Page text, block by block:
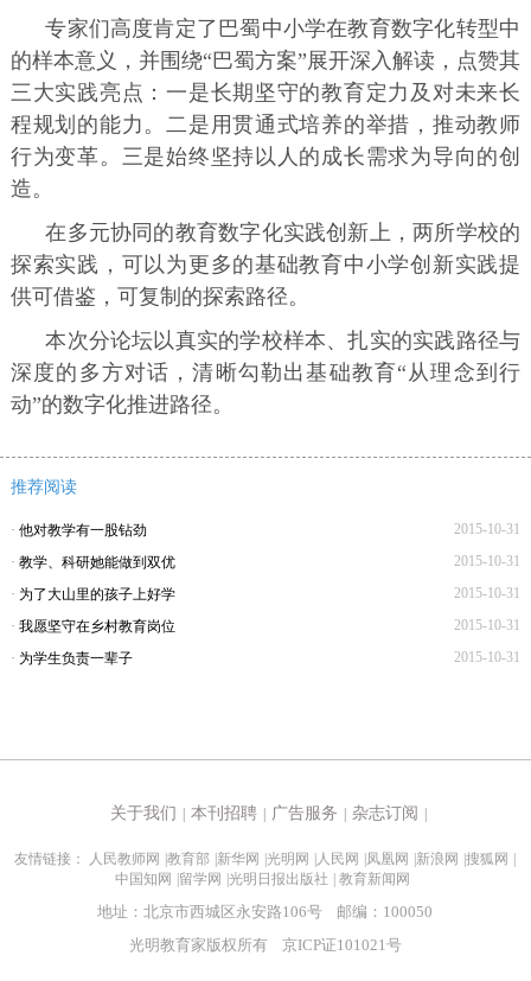
专家们高度肯定了巴蜀中小学在教育数字化转型中
的样本意义，并围绕“巴蜀方案”展开深入解读，点赞其
三大实践亮点：一是长期坚守的教育定力及对未来长
程规划的能力。二是用贯通式培养的举措，推动教师
行为变革。三是始终坚持以人的成长需求为导向的创
造。
在多元协同的教育数字化实践创新上，两所学校的
探索实践，可以为更多的基础教育中小学创新实践提
供可借鉴，可复制的探索路径。
本次分论坛以真实的学校样本、扎实的实践路径与
深度的多方对话，清晰勾勒出基础教育“从理念到行
动”的数字化推进路径。
推荐阅读
2015-10-31
· 他对教学有一股钻劲
2015-10-31
· 教学、科研她能做到双优
2015-10-31
· 为了大山里的孩子上好学
2015-10-31
· 我愿坚守在乡村教育岗位
2015-10-31
· 为学生负责一辈子
关于我们 本刊招聘 广告服务 杂志订阅
友情链接： 人民教师网 |教育部 新华网 |光明网 人民网 凤凰网 新浪网 |搜狐网
中国知网
留学网 |光明日报出版社 |教育新闻网
地址：北京市西城区永安路106号 邮编：100050
光明教育家版权所有 京ICP证101021号